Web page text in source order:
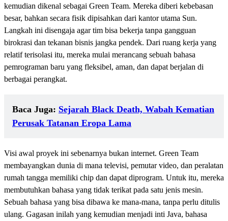
kemudian dikenal sebagai Green Team. Mereka diberi kebebasan
besar, bahkan secara fisik dipisahkan dari kantor utama Sun.
Langkah ini disengaja agar tim bisa bekerja tanpa gangguan
birokrasi dan tekanan bisnis jangka pendek. Dari ruang kerja yang
relatif terisolasi itu, mereka mulai merancang sebuah bahasa
pemrograman baru yang fleksibel, aman, dan dapat berjalan di
berbagai perangkat.
Baca Juga: Sejarah Black Death, Wabah Kematian
Perusak Tatanan Eropa Lama
Visi awal proyek ini sebenarnya bukan internet. Green Team
membayangkan dunia di mana televisi, pemutar video, dan peralatan
rumah tangga memiliki chip dan dapat diprogram. Untuk itu, mereka
membutuhkan bahasa yang tidak terikat pada satu jenis mesin.
Sebuah bahasa yang bisa dibawa ke mana-mana, tanpa perlu ditulis
ulang. Gagasan inilah yang kemudian menjadi inti Java, bahasa